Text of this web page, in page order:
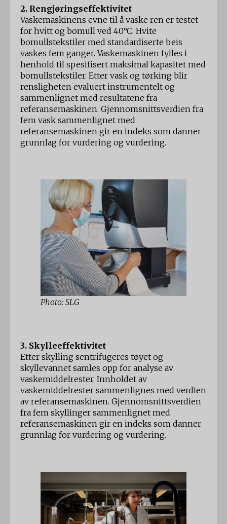
2. Rengjøringseffektivitet
Vaskemaskinens evne til å vaske ren er testet
for hvitt og bomull ved 40°C. Hvite
bomullstekstiler med standardiserte beis
vaskes fem ganger. Vaskemaskinen fylles i
henhold til spesifisert maksimal kapasitet med
bomullstekstiler. Etter vask og tørking blir
rensligheten evaluert instrumentelt og
sammenlignet med resultatene fra
referansemaskinen. Gjennomsnittsverdien fra
fem vask sammenlignet med
referansemaskinen gir en indeks som danner
grunnlag for vurdering og vurdering.
Photo: SLG
3. Skylleeffektivitet
Etter skylling sentrifugeres tøyet og
skyllevannet samles opp for analyse av
vaskemiddelrester. Innholdet av
vaskemiddelrester sammenlignes med verdien
av referansemaskinen. Gjennomsnittsverdien
fra fem skyllinger sammenlignet med
referansemaskinen gir en indeks som danner
grunnlag for vurdering og vurdering.